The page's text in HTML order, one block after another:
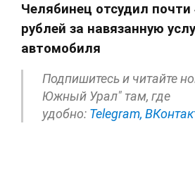
Челябинец отсудил
рублей за навязанную
автомобиля
Подпишитесь и читайте
Южный Урал" там, где
удобно: Telegram,